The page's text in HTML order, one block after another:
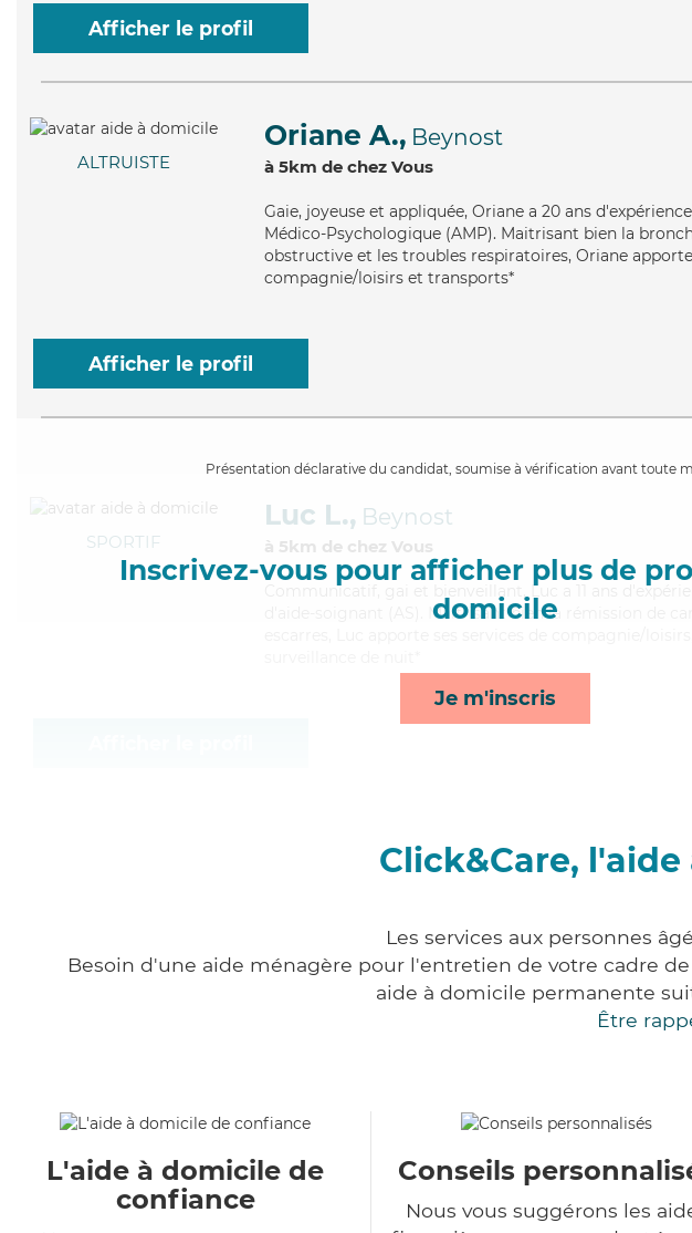
Afficher le profil
ALTRUISTE
Oriane A., Beynost
à 5km de chez Vous
Gaie, joyeuse et appliquée, Oriane a 20 ans
Médico-Psychologique (AMP). Maitrisant bien la
obstructive et les troubles respiratoires, Oriane
compagnie/loisirs et transports*
Afficher le profil
Présentation déclarative du candidat, soumise à vérification avant toute
Inscrivez-vous pour afficher plus de
domicile
Je m'inscris
SPORTIF
Luc L., Beynost
à 5km de chez Vous
Communicatif
, gai et bienveillant, Luc a 11 ans
d'aide-soignant (AS). Maitrisant bien la rémission de
Click&Care,
Les services aux personnes
Besoin d'une aide ménagère pour l'entretien de votre cadre
aide à domicile permanente
Être
L'aide à domicile de
confiance
Conseils
Nous vous suggérons les